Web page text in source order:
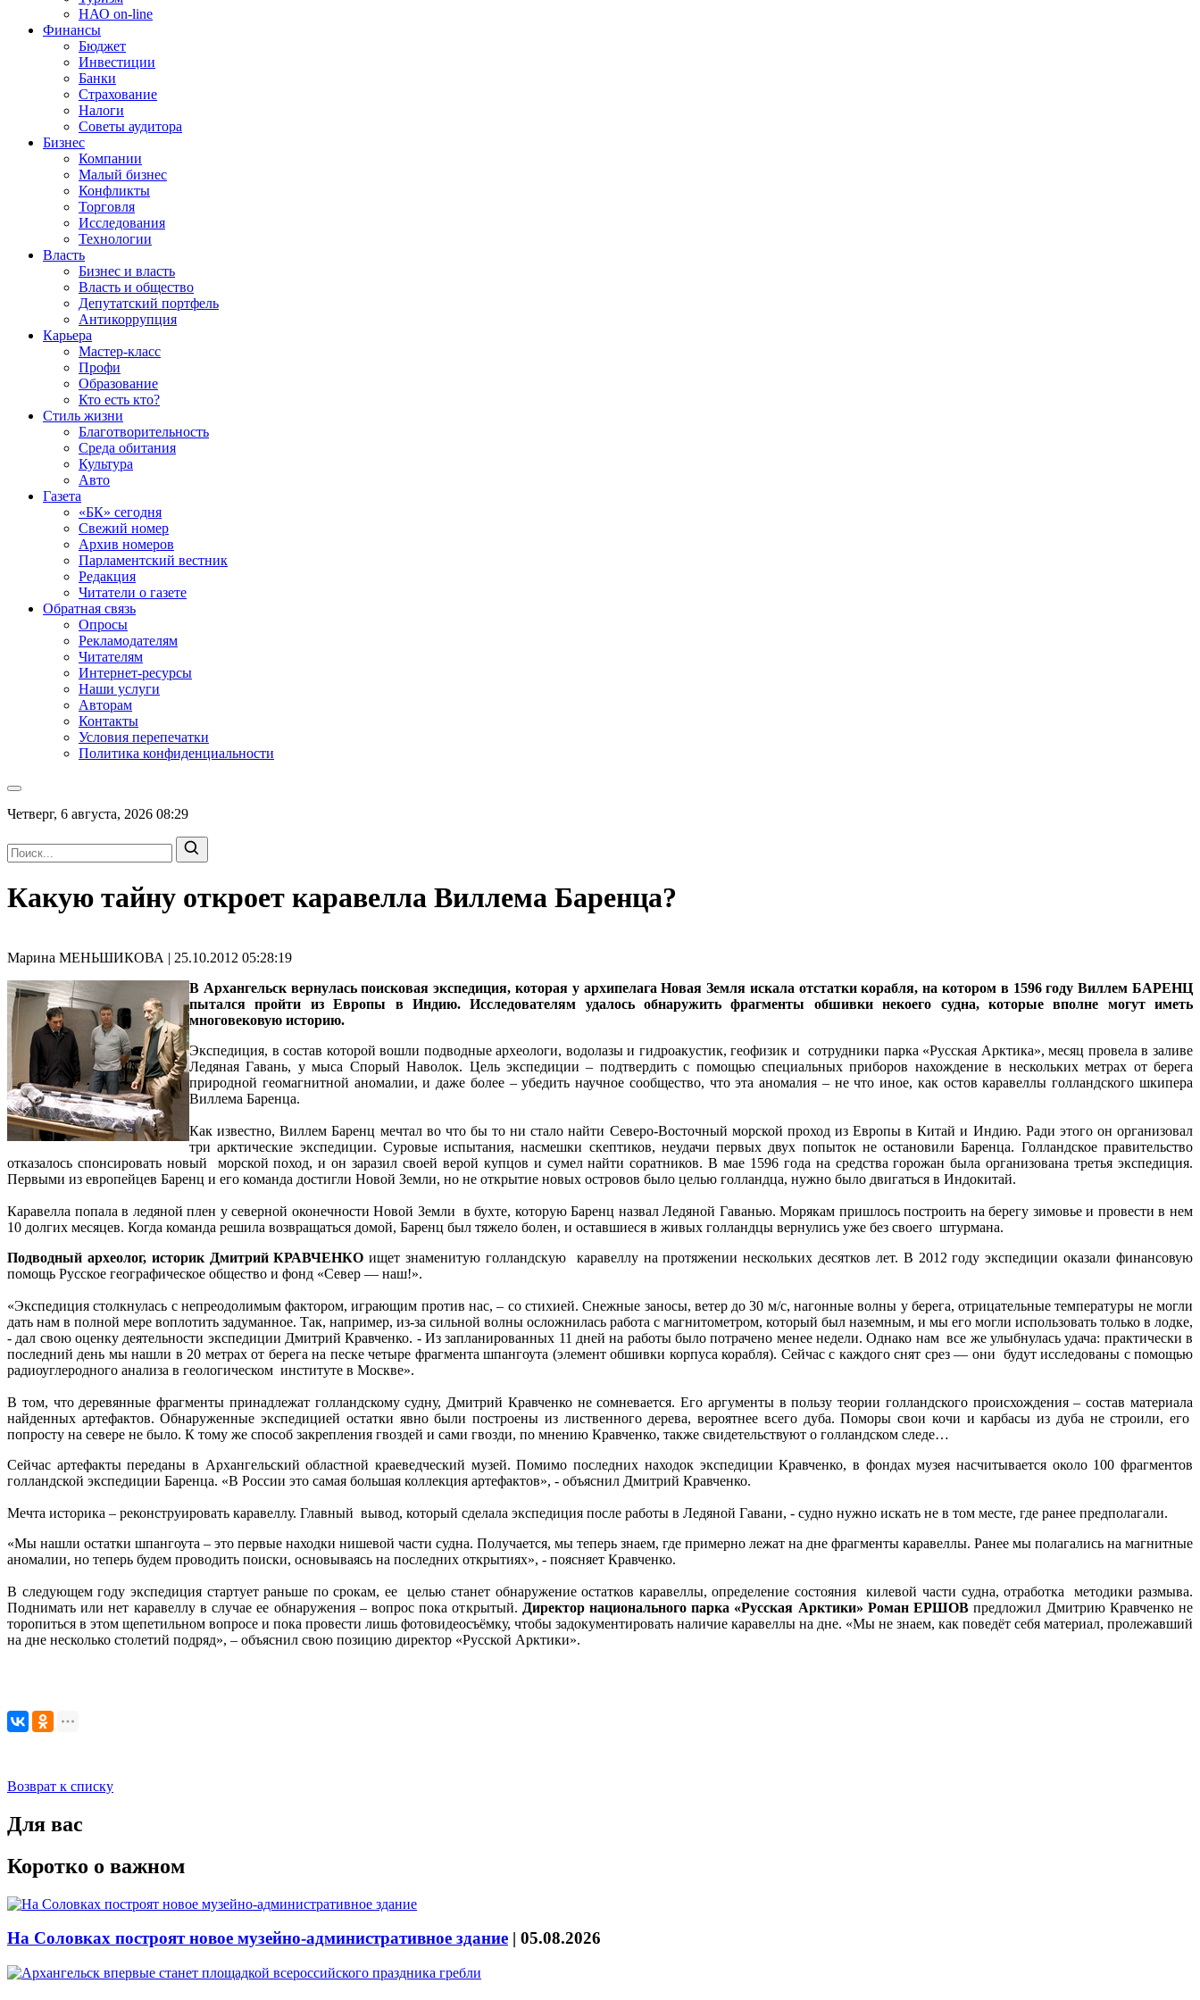
НАО on-line
Финансы
Бюджет
Инвестиции
Банки
Страхование
Налоги
Советы аудитора
Бизнес
Компании
Малый бизнес
Конфликты
Торговля
Исследования
Технологии
Власть
Бизнес и власть
Власть и общество
Депутатский портфель
Антикоррупция
Карьера
Мастер-класс
Профи
Образование
Кто есть кто?
Стиль жизни
Благотворительность
Среда обитания
Культура
Авто
Газета
«БК» сегодня
Свежий номер
Архив номеров
Парламентский вестник
Редакция
Читатели о газете
Обратная связь
Опросы
Рекламодателям
Читателям
Интернет-ресурсы
Наши услуги
Авторам
Контакты
Условия перепечатки
Политика конфиденциальности
Четверг, 6 августа, 2026 08:29
Какую тайну откроет каравелла Виллема Баренца?
Марина МЕНЬШИКОВА | 25.10.2012 05:28:19
В Архангельск вернулась поисковая экспедиция, которая у архипелага Новая Земля искала отстатки корабля, на котором в 1596 году Виллем БАРЕНЦ
пытался пройти из Европы в Индию. Исследователям удалось обнаружить фрагменты обшивки некоего судна, которые вполне могут иметь
многовековую историю.
Экспедиция, в состав которой вошли подводные археологи, водолазы и гидроакустик, геофизик и сотрудники парка «Русская Арктика», месяц провела в заливе
Ледяная Гавань, у мыса Спорый Наволок. Цель экспедиции – подтвердить с помощью специальных приборов нахождение в нескольких метрах от берега
природной геомагнитной аномалии, и даже более – убедить научное сообщество, что эта аномалия – не что иное, как остов каравеллы голландского шкипера
Виллема Баренца.
Как известно, Виллем Баренц мечтал во что бы то ни стало найти Северо-Восточный морской проход из Европы в Китай и Индию. Ради этого он организовал
три арктические экспедиции. Суровые испытания, насмешки скептиков, неудачи первых двух попыток не остановили Баренца. Голландское правительство
отказалось спонсировать новый морской поход, и он заразил своей верой купцов и сумел найти соратников. В мае 1596 года на средства горожан была организована третья экспедиция.
Первыми из европейцев Баренц и его команда достигли Новой Земли, но не открытие новых островов было целью голландца, нужно было двигаться в Индокитай.
Каравелла попала в ледяной плен у северной оконечности Новой Земли в бухте, которую Баренц назвал Ледяной Гаванью. Морякам пришлось построить на берегу зимовье и провести в нем
10 долгих месяцев. Когда команда решила возвращаться домой, Баренц был тяжело болен, и оставшиеся в живых голландцы вернулись уже без своего штурмана.
Подводный археолог, историк Дмитрий КРАВЧЕНКО ищет знаменитую голландскую каравеллу на протяжении нескольких десятков лет. В 2012 году экспедиции оказали финансовую
помощь Русское географическое общество и фонд «Север — наш!».
«Экспедиция столкнулась с непреодолимым фактором, играющим против нас, – со стихией. Снежные заносы, ветер до 30 м/с, нагонные волны у берега, отрицательные температуры не могли
дать нам в полной мере воплотить задуманное. Так, например, из-за сильной волны осложнилась работа с магнитометром, который был наземным, и мы его могли использовать только в лодке,
- дал свою оценку деятельности экспедиции Дмитрий Кравченко. - Из запланированных 11 дней на работы было потрачено менее недели. Однако нам все же улыбнулась удача: практически в
последний день мы нашли в 20 метрах от берега на песке четыре фрагмента шпангоута (элемент обшивки корпуса корабля). Сейчас с каждого снят срез — они будут исследованы с помощью
радиоуглеродного анализа в геологическом институте в Москве».
В том, что деревянные фрагменты принадлежат голландскому судну, Дмитрий Кравченко не сомневается. Его аргументы в пользу теории голландского происхождения – состав материала
найденных артефактов. Обнаруженные экспедицией остатки явно были построены из лиственного дерева, вероятнее всего дуба. Поморы свои кочи и карбасы из дуба не строили, его
попросту на севере не было. К тому же способ закрепления гвоздей и сами гвозди, по мнению Кравченко, также свидетельствуют о голландском следе…
Сейчас артефакты переданы в Архангельский областной краеведческий музей. Помимо последних находок экспедиции Кравченко, в фондах музея насчитывается около 100 фрагментов
голландской экспедиции Баренца. «В России это самая большая коллекция артефактов», - объяснил Дмитрий Кравченко.
Мечта историка – реконструировать каравеллу. Главный вывод, который сделала экспедиция после работы в Ледяной Гавани, - судно нужно искать не в том месте, где ранее предполагали.
«Мы нашли остатки шпангоута – это первые находки нишевой части судна. Получается, мы теперь знаем, где примерно лежат на дне фрагменты каравеллы. Ранее мы полагались на магнитные
аномалии, но теперь будем проводить поиски, основываясь на последних открытиях», - поясняет Кравченко.
В следующем году экспедиция стартует раньше по срокам, ее целью станет обнаружение остатков каравеллы, определение состояния килевой части судна, отработка методики размыва.
Поднимать или нет каравеллу в случае ее обнаружения – вопрос пока открытый. Директор национального парка «Русская Арктики» Роман ЕРШОВ предложил Дмитрию Кравченко не
торопиться в этом щепетильном вопросе и пока провести лишь фотовидеосъёмку, чтобы задокументировать наличие каравеллы на дне. «Мы не знаем, как поведёт себя материал, пролежавший
на дне несколько столетий подряд», – объяснил свою позицию директор «Русской Арктики».
Возврат к списку
Для вас
Коротко о важном
На Соловках построят новое музейно-административное здание | 05.08.2026